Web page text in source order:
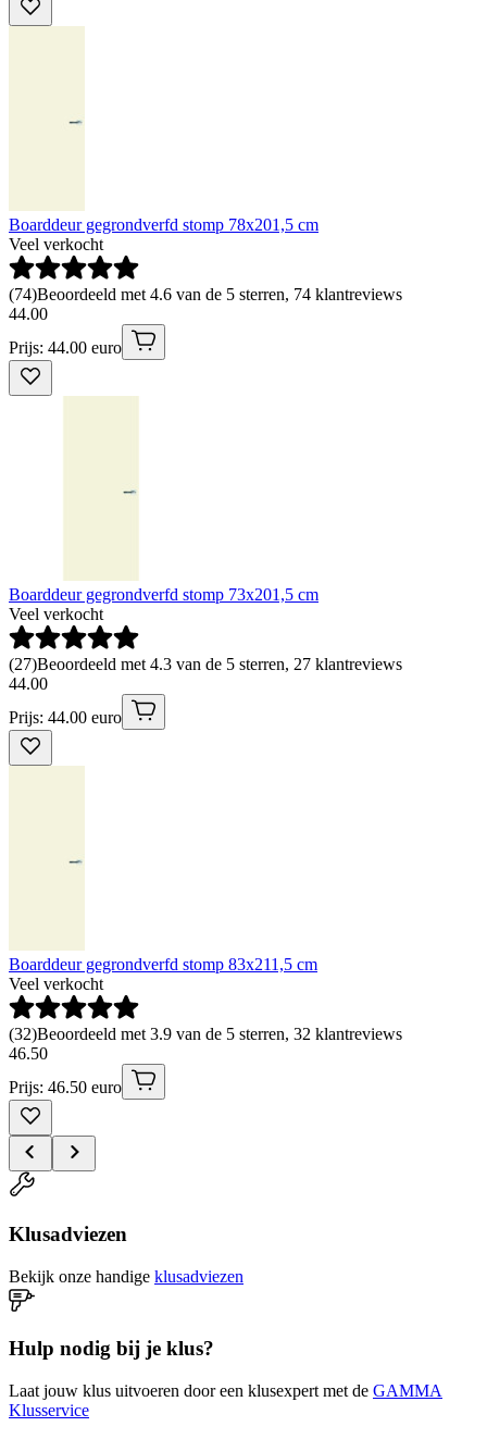
Boarddeur gegrondverfd stomp 78x201,5 cm
Veel verkocht
(74)Beoordeeld met 4.6 van de 5 sterren, 74 klantreviews
44.00
Prijs: 44.00 euro
Boarddeur gegrondverfd stomp 73x201,5 cm
Veel verkocht
(27)Beoordeeld met 4.3 van de 5 sterren, 27 klantreviews
44.00
Prijs: 44.00 euro
Boarddeur gegrondverfd stomp 83x211,5 cm
Veel verkocht
(32)Beoordeeld met 3.9 van de 5 sterren, 32 klantreviews
46.50
Prijs: 46.50 euro
Klusadviezen
Bekijk onze handige klusadviezen
Hulp nodig bij je klus?
Laat jouw klus uitvoeren door een klusexpert met de GAMMA
Klusservice